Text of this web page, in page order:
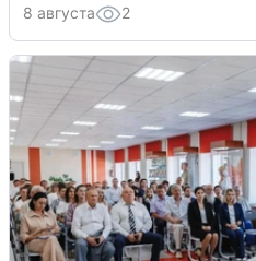
8 августа 2